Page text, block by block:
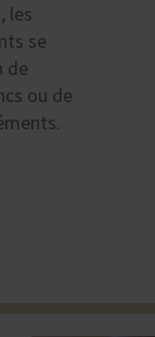
les
se
de
ou de